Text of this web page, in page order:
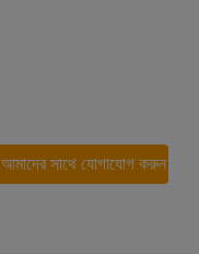
আমাদের সাথে যোগাযোগ করুন